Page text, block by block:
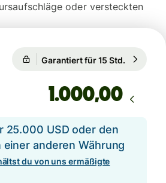
oder versteckten
,00
25.000 USD oder den
anderen Währung
du von uns ermäßigte